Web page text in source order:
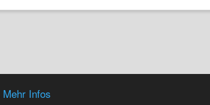
Mehr Infos